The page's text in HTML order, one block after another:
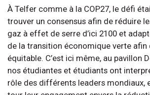
À Telfer comme à la COP27, le défi
trouver un consensus afin de réduire
gaz à effet de serre d’ici 2100 et
de la transition économique verte afin
équitable. C’est ici même, au pavillon
nos étudiantes et étudiants ont
rôle des différents leaders mondiaux,